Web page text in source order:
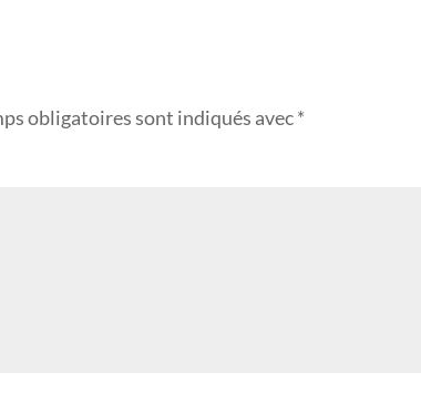
obligatoires sont indiqués avec*